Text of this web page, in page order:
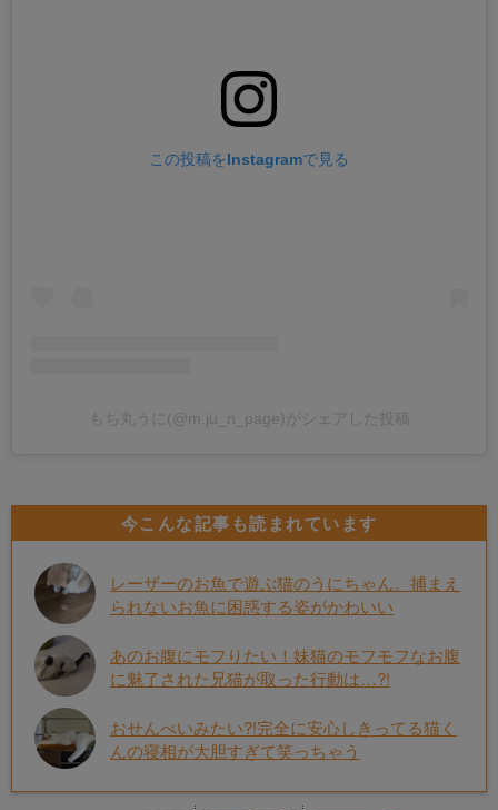
この投稿をInstagramで見る
もち丸うに(@m.ju_n_page)がシェアした投稿
今こんな記事も読まれています
レーザーのお魚で遊ぶ猫のうにちゃん。捕まえ
られないお魚に困惑する姿がかわいい
あのお腹にモフりたい！妹猫のモフモフなお腹
に魅了された兄猫が取った行動は…?!
おせんべいみたい?!完全に安心しきってる猫く
んの寝相が大胆すぎて笑っちゃう